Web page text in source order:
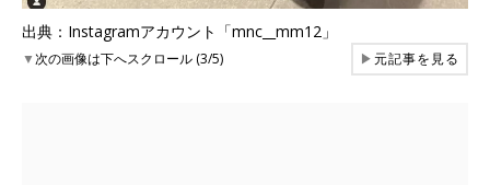
出典：Instagramアカウント「mnc__mm12」
▼次の画像は下へスクロール (3/5) ▶元記事を見る